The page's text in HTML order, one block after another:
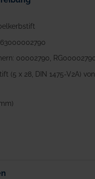
00002790,
(5 x 28, DIN 1475-V2A)